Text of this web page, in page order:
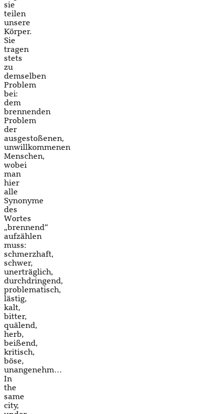
sie
teilen
unsere
Körper.
Sie
tragen
stets
zu
demselben
Problem
bei:
dem
brennenden
Problem
der
ausgestoßenen,
unwillkommenen
Menschen,
wobei
man
hier
alle
Synonyme
des
Wortes
„brennend“
aufzählen
muss:
schmerzhaft,
schwer,
unerträglich,
durchdringend,
problematisch,
lästig,
kalt,
bitter,
quälend,
herb,
beißend,
kritisch,
böse,
unangenehm…
In
the
same
city,